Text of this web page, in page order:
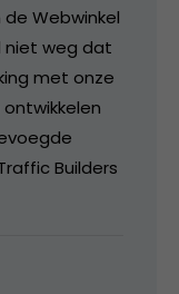
Webwinkel
niet weg dat
met onze
Builders